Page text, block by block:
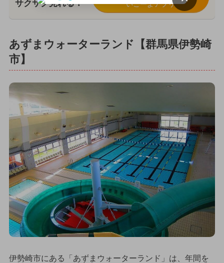
サクサク見れる！ いこーよアプリ
あずまウォーターランド【群馬県伊勢崎
市】
伊勢崎市にある「あずまウォーターランド」は、年間を